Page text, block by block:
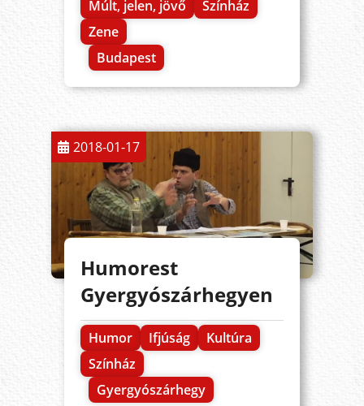
Múlt, jelen, jövő
Színház
Zene
Budapest
2018-01-17
Humorest
Gyergyószárhegyen
Humor Ifjúság
Kultúra
Színház
Gyergyószárhegy